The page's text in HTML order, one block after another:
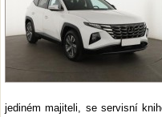
jediném majiteli, se servisní